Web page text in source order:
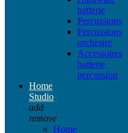
batterie
Percussions
Percussions
orchestre
Accessoires
batterie
percussion
Home
Studio
add
remove
Home